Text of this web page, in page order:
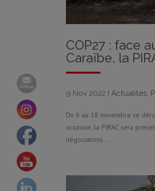
COP27 : face
Caraïbe, la
9 Nov 2022 |Actualités,
Du 6 au 18 novembre se
occasion, la PIRAC sera
négociations....